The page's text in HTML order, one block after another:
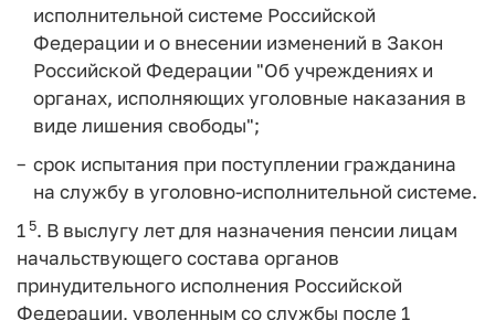
исполнительной системе Российской
Федерации и о внесении изменений в Закон
Российской Федерации "Об учреждениях и
органах, исполняющих уголовные наказания в
виде лишения свободы";
срок испытания при поступлении гражданина
на службу в уголовно-исполнительной системе.
1 5. В выслугу лет для назначения пенсии лицам
начальствующего состава органов
принудительного исполнения Российской
Федерации, уволенным со службы после 1